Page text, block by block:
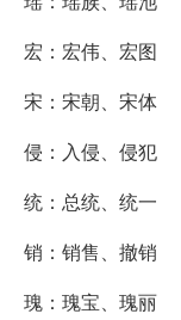
宏：宏伟、宏图
宋：宋朝、宋体
侵：入侵、侵犯
统：总统、统一
销：销售、撤销
瑰：瑰宝、瑰丽